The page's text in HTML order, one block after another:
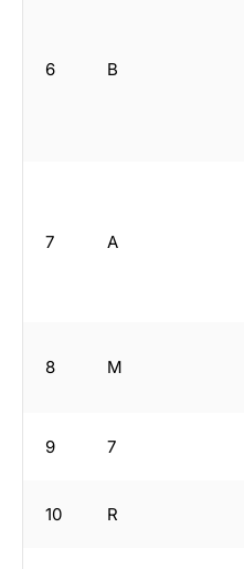
6 B
7 A
8 M
9 7
10 R